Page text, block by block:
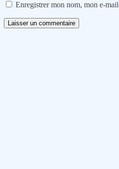
Enregistrer mon nom, mon e-